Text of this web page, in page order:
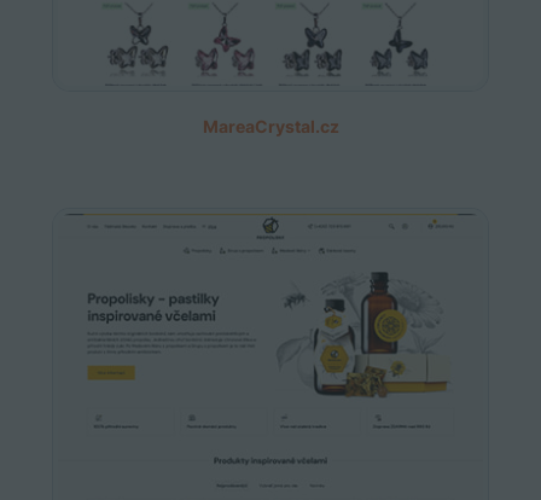
MareaCrystal.cz